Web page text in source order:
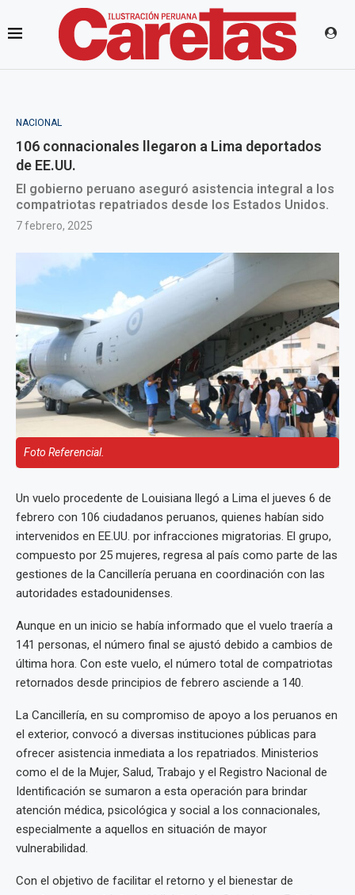
NACIONAL
106 connacionales llegaron a Lima deportados
de EE.UU.
El gobierno peruano aseguró asistencia integral a los
compatriotas repatriados desde los Estados Unidos.
7 febrero, 2025
Foto Referencial.
Un vuelo procedente de Louisiana llegó a Lima el jueves 6 de
febrero con 106 ciudadanos peruanos, quienes habían sido
intervenidos en EE.UU. por infracciones migratorias. El grupo,
compuesto por 25 mujeres, regresa al país como parte de las
gestiones de la Cancillería peruana en coordinación con las
autoridades estadounidenses.
Aunque en un inicio se había informado que el vuelo traería a
141 personas, el número final se ajustó debido a cambios de
última hora. Con este vuelo, el número total de compatriotas
retornados desde principios de febrero asciende a 140.
La Cancillería, en su compromiso de apoyo a los peruanos en
el exterior, convocó a diversas instituciones públicas para
ofrecer asistencia inmediata a los repatriados. Ministerios
como el de la Mujer, Salud, Trabajo y el Registro Nacional de
Identificación se sumaron a esta operación para brindar
atención médica, psicológica y social a los connacionales,
especialmente a aquellos en situación de mayor
vulnerabilidad.
Con el objetivo de facilitar el retorno y el bienestar de